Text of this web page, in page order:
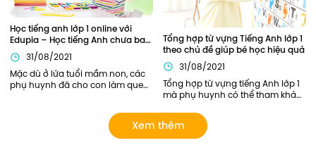
Học tiếng anh lớp 1 online với
Edupia – Học tiếng Anh chưa bao
giờ thú vị đến thế!
31/08/2021
Mặc dù ở lứa tuổi mầm non, các
phụ huynh đã cho con làm quen
tuy nhiên chỉ dừng lại ở mức làm
quen mà chưa có lộ trình bài bản
rõ ràng. Giờ đây, phụ huynh có
Tổng hợp từ vựng Tiếng Anh lớp 1
theo chủ đề giúp bé học hiệu quả
31/08/2021
Tổng hợp từ vựng tiếng Anh lớp 1
mà phụ huynh có thể tham khảo.
chọn các khóa học của Edupia
để cập nhật cho con hệ thống từ
vựng đầy đủ và bài bản nhất!
Xem thêm